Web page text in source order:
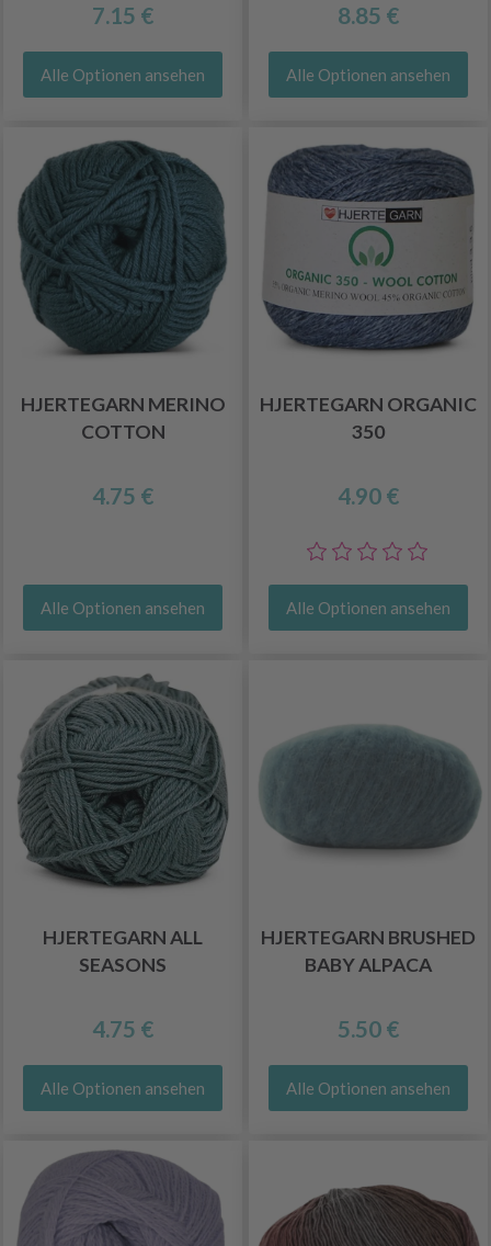
7.15 €
Alle Optionen ansehen
8.85 €
Alle Optionen ansehen
HJERTEGARN MERINO
COTTON
4.75 €
Alle Optionen ansehen
HJERTEGARN ORGANIC
350
4.90 €
Alle Optionen ansehen
HJERTEGARN ALL
SEASONS
4.75 €
Alle Optionen ansehen
HJERTEGARN BRUSHED
BABY ALPACA
5.50 €
Alle Optionen ansehen